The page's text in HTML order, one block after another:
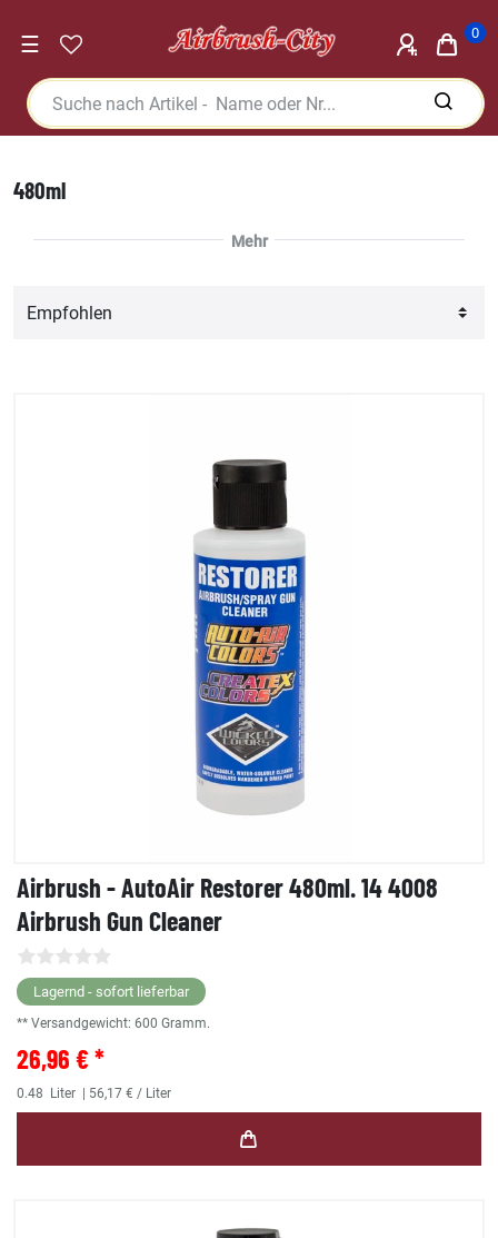
☰ 0
480ml
Airbrush - AutoAir Restorer 480ml. 14 4008
Airbrush Gun Cleaner
Lagernd - sofort lieferbar
** Versandgewicht: 600 Gramm.
26,96 € *
0.48 Liter | 56,17 € / Liter